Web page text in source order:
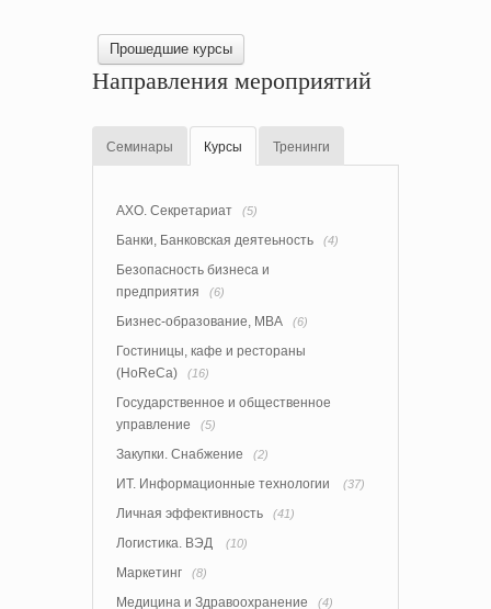
Прошедшие курсы
Направления мероприятий
Семинары Курсы Тренинги
АХО. Секретариат (5)
Банки, Банковская деятеьность (4)
Безопасность бизнеса и
предприятия
(6)
Бизнес-образование, MBA (6)
Гостиницы, кафе и рестораны
(HoReCa)
(16)
Государственное и общественное
управление
(5)
Закупки. Снабжение (2)
ИТ. Информационные технологии (37)
Личная эффективность (41)
Логистика. ВЭД (10)
Маркетинг (8)
Медицина и Здравоохранение (4)